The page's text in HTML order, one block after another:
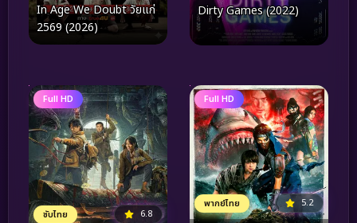
In Age We Doubt วัยแก่
2569 (2026)
Dirty Games (2022)
Full HD
ซับไทย 6.8
Full HD
พากย์ไทย 5.2